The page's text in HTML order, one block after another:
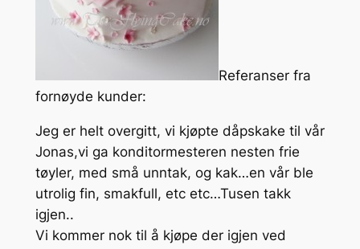
Referanser fra
fornøyde kunder:
Jeg er helt overgitt, vi kjøpte dåpskake til vår
Jonas,vi ga konditormesteren nesten frie
tøyler, med små unntak, og kak…en vår ble
utrolig fin, smakfull, etc etc…Tusen takk
igjen..
Vi kommer nok til å kjøpe der igjen ved